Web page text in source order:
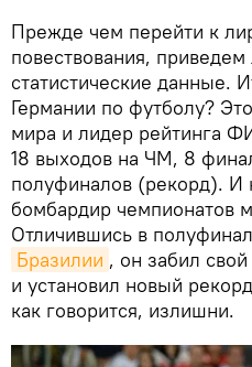
Прежде чем перейти к
повествования,
статистические данные.
Германии по футболу?
мира и лидер рейтинга
18 выходов на ЧМ, 8
полуфиналов (рекорд). И
бомбардир чемпионатов
Отличившись в
Бразилии , он забил
и установил новый
как говорится, излишни.